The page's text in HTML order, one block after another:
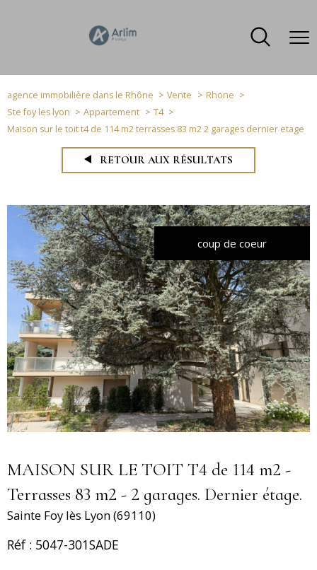
agence immobilière dans le Rhône Vente
Rhone
Ste foy les lyon
Appartement
T4
Maison sur le toit t4 de 114 m2 terrasses 83 m2 2 garages dernier etage
RETOUR AUX RÉSULTATS
coup de coeur
MAISON SUR LE TOIT T4 de 114 m2 -
Terrasses 83 m2 - 2 garages. Dernier étage.
Sainte Foy lès Lyon (69110)
Réf : 5047-301SADE